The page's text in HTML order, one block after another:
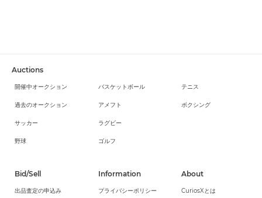
Auctions
開催中オークション
過去のオークション
サッカー
野球
バスケットボール
アメフト
ラグビー
ゴルフ
テニス
ボクシング
Bid/Sell
出品査定の申込み
Information
プライバシーポリシー
About
CuriosXとは